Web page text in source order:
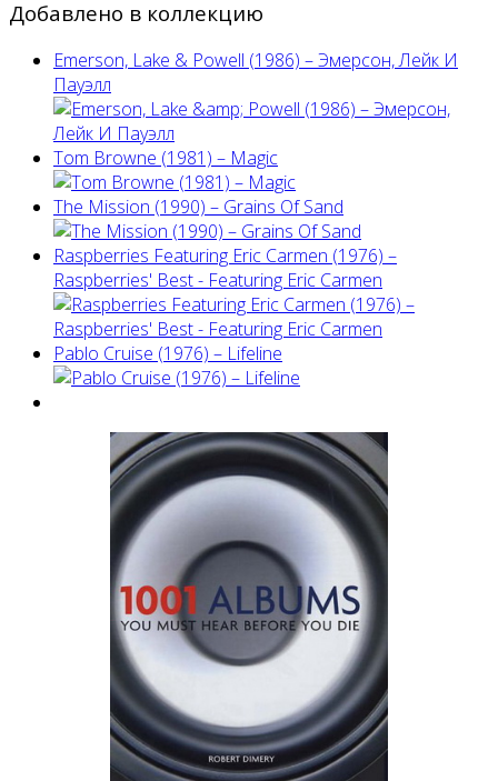
Добавлено в коллекцию
Emerson, Lake & Powell (1986) ‎– Эмерсон, Лейк И
Пауэлл
Tom Browne (1981) – Magic
The Mission (1990) – Grains Of Sand
Raspberries Featuring Eric Carmen (1976) –
Raspberries' Best - Featuring Eric Carmen
Pablo Cruise (1976) – Lifeline